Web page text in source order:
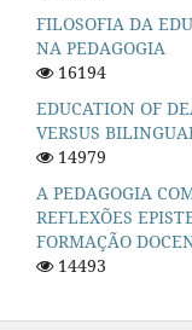
FILOSOFIA DA
NA PEDAGOGIA
16194
EDUCATION OF
VERSUS
14979
A PEDAGOGIA
REFLEXÕES
FORMAÇÃO
14493